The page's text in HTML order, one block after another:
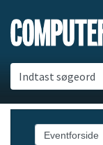
Indtast søgeord